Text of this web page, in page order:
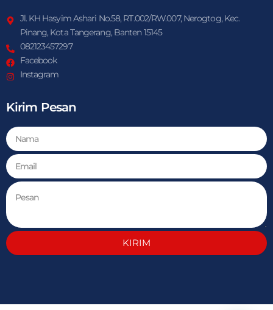
Jl. KH Hasyim Ashari No.58, RT.002/RW.007, Nerogtog, Kec.
Pinang, Kota Tangerang, Banten 15145
082123457297
Facebook
Instagram
Kirim Pesan
KIRIM